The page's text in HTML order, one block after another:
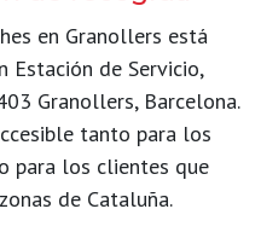
en Granollers está
Estación de Servicio,
Granollers, Barcelona.
tanto para los
para los clientes que
de Cataluña.